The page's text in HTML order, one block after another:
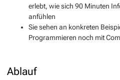
erlebt, wie sich 90 Minuten
anfühlen
Sie sehen an konkreten
Programmieren noch mit
Ablauf